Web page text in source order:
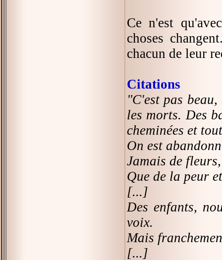
Ce n'est
choses
chacun de leur
Citations
"C'est pas
les morts. Des
cheminées et
On est
Jamais de
Que de la peur
[...]
Des enfants,
voix.
Mais
[...]